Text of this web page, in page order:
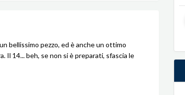
bellissimo pezzo, ed è anche un ottimo
Il 14... beh, se non si è preparati, sfascia le